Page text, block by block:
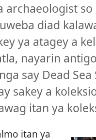
archaeologist
diad
ya atagey a
nayarin
say Dead
sakey a
itan ya
itan ya